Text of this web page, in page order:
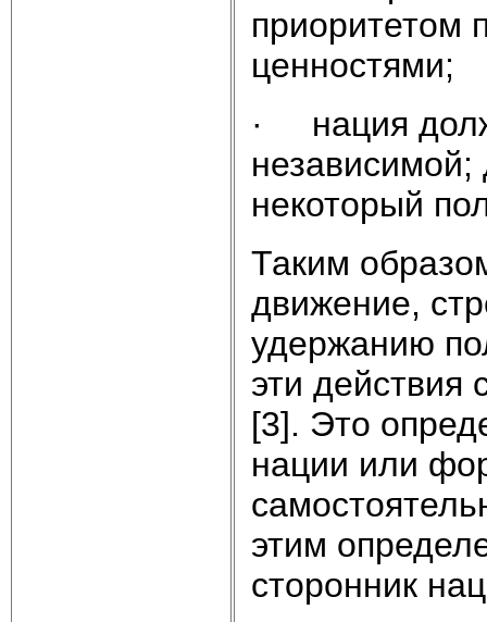
приоритетом
ценностями;
· нация
независимой;
некоторый
Таким
движение,
удержанию
эти
[3]. Это
нации или
этим
сторонник